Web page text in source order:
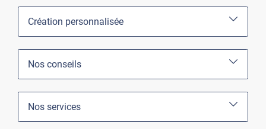
Création personnalisée
Nos conseils
Nos services